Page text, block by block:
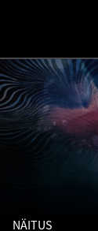
NÄITUS